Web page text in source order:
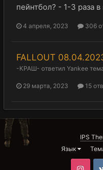
пейнтбол? - 1-3 раза
4 апреля, 2023 306
FALLOUT
-КРАШ- ответил Yankee
29 марта, 2023 15
IPS
Язык